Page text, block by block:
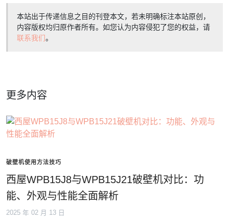
本站出于传递信息之目的刊登本文，若未明确标注本站原创，
内容版权均归原作者所有。如您认为内容侵犯了您的权益，请
联系我们。
更多内容
破壁机使用方法技巧
西屋WPB15J8与WPB15J21破壁机对比：功
能、外观与性能全面解析
2025 年 02 月 13 日